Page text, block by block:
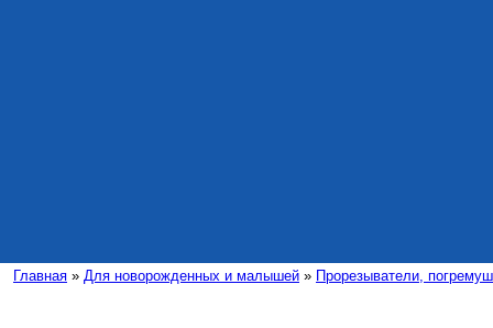
Главная » Для новорожденных и малышей » Прорезыватели,